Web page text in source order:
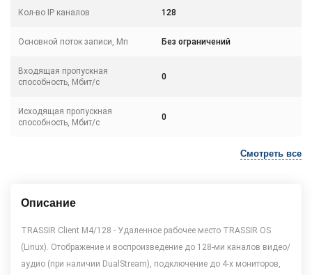
Кол-во IP каналов 128
Основной поток записи, Мп Без ограничений
Входящая пропускная
способность, Мбит/с
0
Исходящая пропускная
способность, Мбит/с
0
Смотреть все
Описание
TRASSIR Client M4/128 - Удаленное рабочее место TRASSIR OS
(Linux). Отображение и воспроизведение до 128-ми каналов видео/
аудио (при наличии DualStream), подключение до 4-х мониторов,